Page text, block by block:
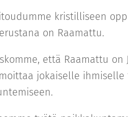
kristilliseen
on Raamattu.
että Raamattu on
jokaiselle